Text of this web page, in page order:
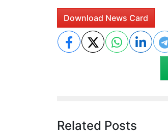
Download News Card
Related Posts